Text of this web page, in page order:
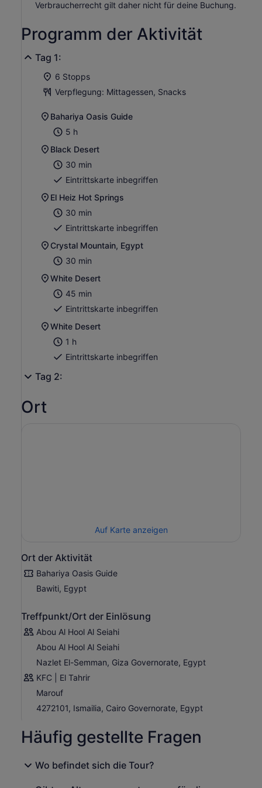
Verbraucherrecht gilt daher nicht für deine Buchung.
Programm der Aktivität
Tag 1:
6 Stopps
Verpflegung: Mittagessen, Snacks
Bahariya Oasis Guide
5 h
Black Desert
30 min
Eintrittskarte inbegriffen
El Heiz Hot Springs
30 min
Eintrittskarte inbegriffen
Crystal Mountain, Egypt
30 min
White Desert
45 min
Eintrittskarte inbegriffen
White Desert
1 h
Eintrittskarte inbegriffen
Tag 2:
Ort
Auf Karte anzeigen
Ort der Aktivität
Bahariya Oasis Guide
Bawiti, Egypt
Treffpunkt/Ort der Einlösung
Abou Al Hool Al Seiahi
Abou Al Hool Al Seiahi
Nazlet El-Semman, Giza Governorate, Egypt
KFC | El Tahrir
Marouf
4272101, Ismailia, Cairo Governorate, Egypt
Häufig gestellte Fragen
Wo befindet sich die Tour?